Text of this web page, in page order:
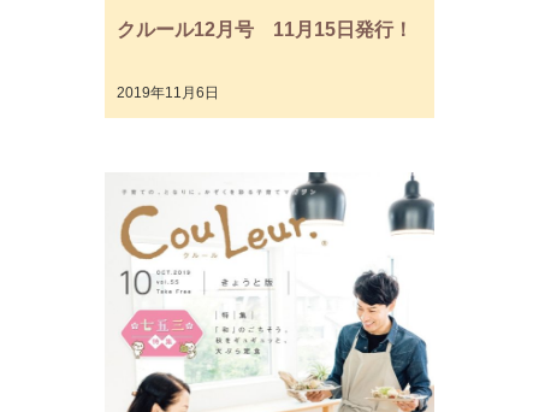
クルール12月号 11月15日発行！
2019年11月6日